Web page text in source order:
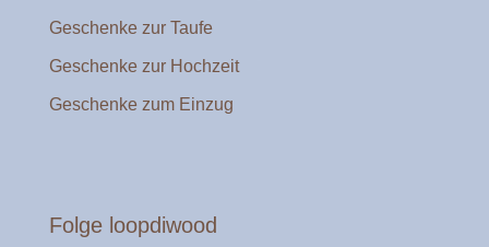
Geschenke zur Taufe
Geschenke zur Hochzeit
Geschenke zum Einzug
Folge loopdiwood